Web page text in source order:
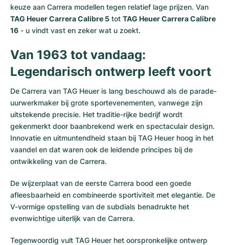
keuze aan Carrera modellen tegen relatief lage prijzen. Van
TAG Heuer Carrera Calibre 5 tot TAG Heuer Carrera Calibre
16 - u vindt vast en zeker wat u zoekt.
Van 1963 tot vandaag:
Legendarisch ontwerp leeft voort
De Carrera van TAG Heuer is lang beschouwd als de parade-
uurwerkmaker bij grote sportevenementen, vanwege zijn
uitstekende precisie. Het traditie-rijke bedrijf wordt
gekenmerkt door baanbrekend werk en spectaculair design.
Innovatie en uitmuntendheid staan bij TAG Heuer hoog in het
vaandel en dat waren ook de leidende principes bij de
ontwikkeling van de Carrera.
De wijzerplaat van de eerste Carrera bood een goede
afleesbaarheid en combineerde sportiviteit met elegantie. De
V-vormige opstelling van de subdials benadrukte het
evenwichtige uiterlijk van de Carrera.
Tegenwoordig vult TAG Heuer het oorspronkelijke ontwerp